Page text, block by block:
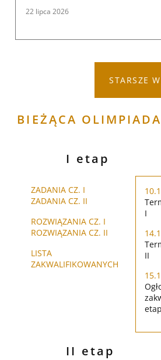
22 lipca 2026
STARSZE
BIEŻĄCA OLIMPIADA
I etap
ZADANIA CZ. I
ZADANIA CZ. II
ROZWIĄZANIA CZ. I
ROZWIĄZANIA CZ. II
LISTA
ZAKWALIFIKOWANYCH
I
II
II etap